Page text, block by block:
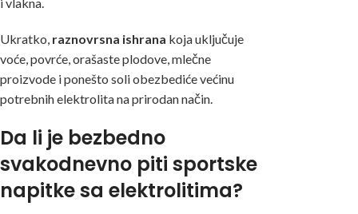
Ukratko, raznovrsna ishrana koja uključuje
voće, povrće, orašaste plodove, mlečne
proizvode i ponešto soli obezbediće većinu
potrebnih elektrolita na prirodan način.
Da li je bezbedno
svakodnevno piti sportske
napitke sa elektrolitima?